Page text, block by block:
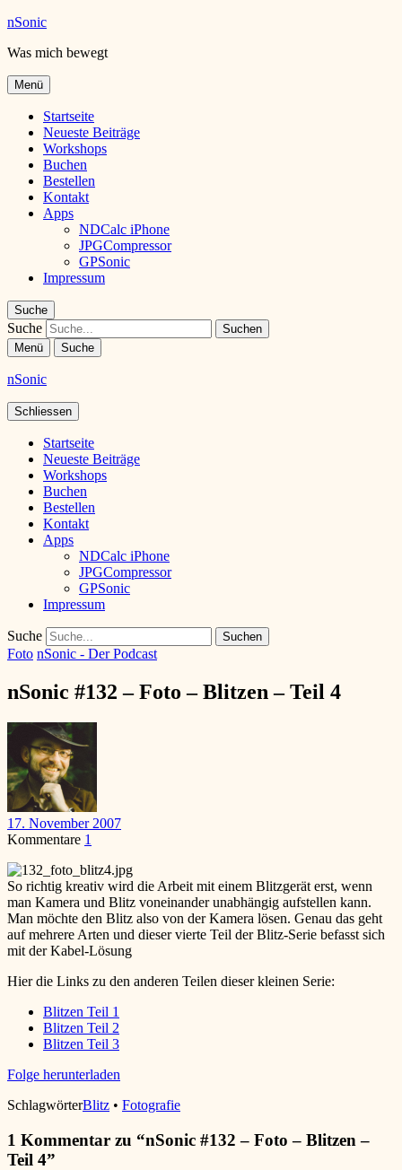
nSonic
Was mich bewegt
Menü
Startseite
Neueste Beiträge
Workshops
Buchen
Bestellen
Kontakt
Apps
NDCalc iPhone
JPGCompressor
GPSonic
Impressum
Suche
Suche
Menü Suche
nSonic
Schliessen
Startseite
Neueste Beiträge
Workshops
Buchen
Bestellen
Kontakt
Apps
NDCalc iPhone
JPGCompressor
GPSonic
Impressum
Suche
Foto nSonic - Der Podcast
nSonic #132 – Foto – Blitzen – Teil 4
17. November 2007
Kommentare 1
So richtig kreativ wird die Arbeit mit einem Blitzgerät erst, wenn
man Kamera und Blitz voneinander unabhängig aufstellen kann.
Man möchte den Blitz also von der Kamera lösen. Genau das geht
auf mehrere Arten und dieser vierte Teil der Blitz-Serie befasst sich
mit der Kabel-Lösung
Hier die Links zu den anderen Teilen dieser kleinen Serie:
Blitzen Teil 1
Blitzen Teil 2
Blitzen Teil 3
Folge herunterladen
SchlagwörterBlitz • Fotografie
1 Kommentar zu “nSonic #132 – Foto – Blitzen –
Teil 4”